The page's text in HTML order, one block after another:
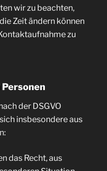
wir zu beachten,
Zeit ändern können
zu
der DSGVO
insbesondere aus
das Recht, aus